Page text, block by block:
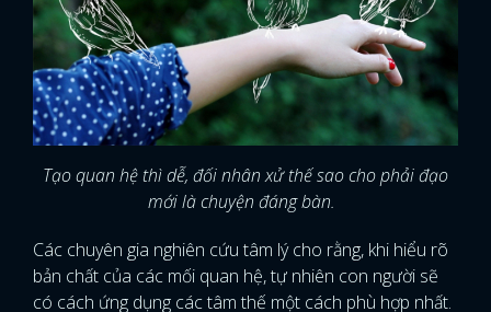
Tạo quan hệ thì dễ, đối nhân xử thế sao cho phải đạo
mới là chuyện đáng bàn.
Các chuyên gia nghiên cứu tâm lý cho rằng, khi hiểu rõ
bản chất của các mối quan hệ, tự nhiên con người sẽ
có cách ứng dụng các tâm thế một cách phù hợp nhất.